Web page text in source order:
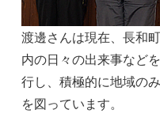
渡邊さんは現在、長和
内の日々の出来事など
行し、積極的に地域の
を図っています。